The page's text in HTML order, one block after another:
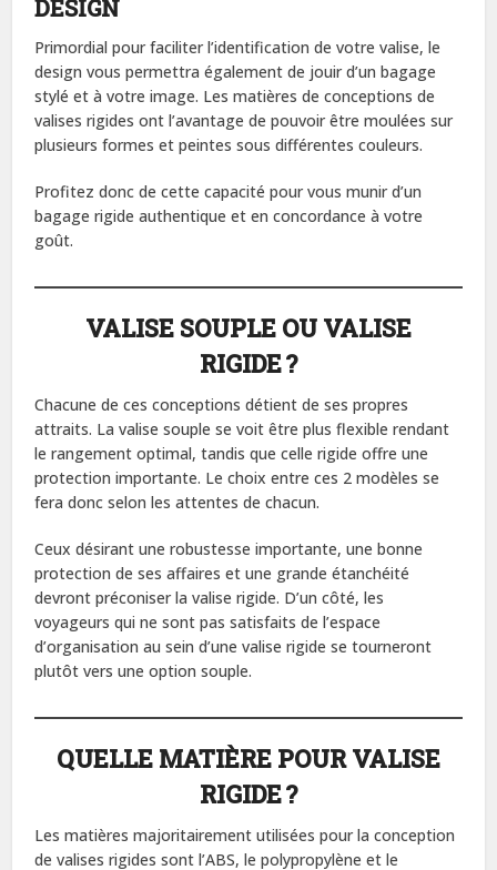
DESIGN
Primordial pour faciliter l’identification de votre valise, le
design vous permettra également de jouir d’un bagage
stylé et à votre image. Les matières de conceptions de
valises rigides ont l’avantage de pouvoir être moulées sur
plusieurs formes et peintes sous différentes couleurs.
Profitez donc de cette capacité pour vous munir d’un
bagage rigide authentique et en concordance à votre
goût.
VALISE SOUPLE OU VALISE
RIGIDE ?
Chacune de ces conceptions détient de ses propres
attraits. La valise souple se voit être plus flexible rendant
le rangement optimal, tandis que celle rigide offre une
protection importante. Le choix entre ces 2 modèles se
fera donc selon les attentes de chacun.
Ceux désirant une robustesse importante, une bonne
protection de ses affaires et une grande étanchéité
devront préconiser la valise rigide. D’un côté, les
voyageurs qui ne sont pas satisfaits de l’espace
d’organisation au sein d’une valise rigide se tourneront
plutôt vers une option souple.
QUELLE MATIÈRE POUR VALISE
RIGIDE ?
Les matières majoritairement utilisées pour la conception
de valises rigides sont l’ABS, le polypropylène et le